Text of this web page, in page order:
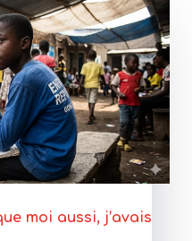
moi aussi, j’avais